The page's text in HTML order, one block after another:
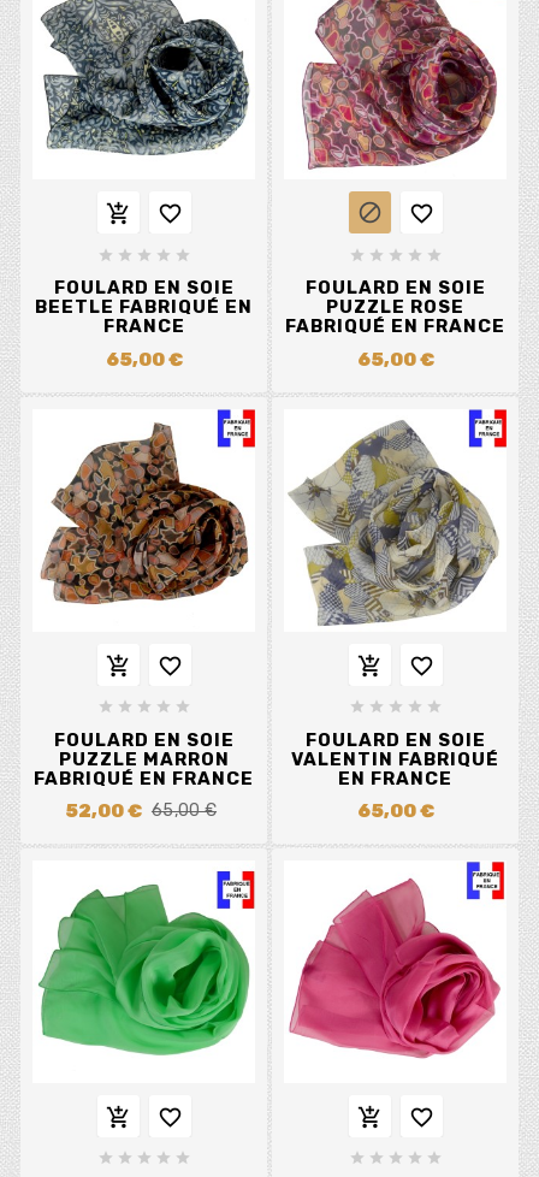
 
    
FOULARD EN SOIE
BEETLE FABRIQUÉ EN
FRANCE
65,00 €
 
    
FOULARD EN SOIE
PUZZLE ROSE
FABRIQUÉ EN FRANCE
65,00 €
 
    
FOULARD EN SOIE
PUZZLE MARRON
FABRIQUÉ EN FRANCE
52,00 € 65,00 €
 
    
FOULARD EN SOIE
VALENTIN FABRIQUÉ
EN FRANCE
65,00 €
 
    
 
    